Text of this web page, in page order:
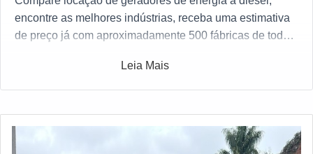
encontre as melhores indústrias, receba uma estimativa
de preço já com aproximadamente 500 fábricas de todo o
Leia Mais